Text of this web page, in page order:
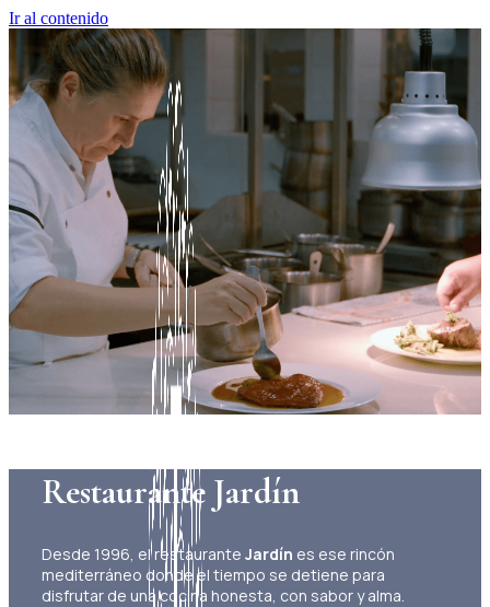
Ir al contenido
Restaurante Jardín
Desde 1996, el restauranteJardín es ese rincón
mediterráneo donde el tiempo se detiene para
disfrutar de una cocina honesta, con sabor y alma.